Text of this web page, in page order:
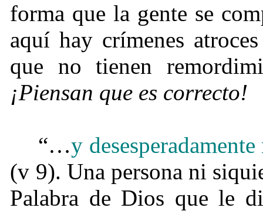
forma que la gente se
aquí hay crímenes
que no tienen
¡Piensan que es correcto!
“…y
(v 9). Una persona ni
Palabra de Dios que le